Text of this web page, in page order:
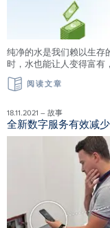
纯净的水是我们赖以生存
时，水也能让人变得富有
阅读文章
18.11.2021 – 故事
全新数字服务有效减